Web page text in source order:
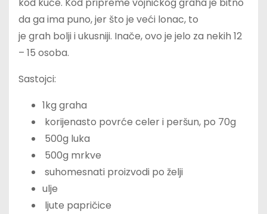
da ga ima puno, jer što je veći lonac, to
je grah bolji i ukusniji. Inače, ovo je jelo za nekih 12
– 15 osoba.
Sastojci:
1kg graha
korijenasto povrće celer i peršun, po 70g
500g luka
500g mrkve
suhomesnati proizvodi po želji
ulje
ljute papričice